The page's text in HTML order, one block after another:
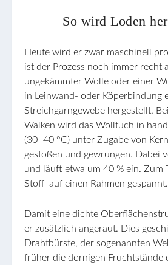
So wird Loden
Heute wird er zwar maschinell
ist der Prozess noch immer recht
ungekämmter Wolle oder einer
in Leinwand- oder Köperbindung
Streichgarngewebe hergestellt.
Walken wird das Wolltuch in
(30–40 °C) unter Zugabe von
gestoßen und gewrungen. Dabei
und läuft etwa um 40 % ein. Zum
Stoff auf einen Rahmen gespannt.
Damit eine dichte
er zusätzlich angeraut. Dies
Drahtbürste, der sogenannten
früher die dornigen Fruchtstände